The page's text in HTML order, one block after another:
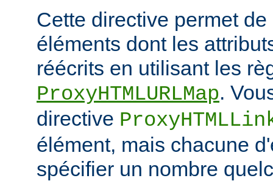
Cette directive permet
éléments dont les
réécrits en utilisant les
ProxyHTMLURLMap.
directive
élément, mais chacune
spécifier un nombre